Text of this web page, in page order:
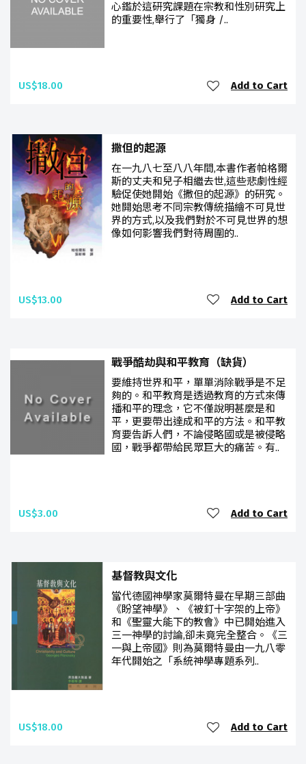
心鑑於這研究課題在宗教和性別研究上
的重要性,舉行了「獨身 /..
US$18.00 Add to Cart
撒但的起源
在一九八七至八八年間,本書作者帕格爾
斯的丈夫和兒子相繼去世,這些悲劇性經
驗促使她開始《撒但的起源》的研究。
她開始思考不同宗教傳統描繪不可見世
界的方式,以及我們對於不可見世界的想
像如何影響我們對待周圍的..
US$13.00 Add to Cart
戰爭酷劫與和平教育（缺貨）
要維持世界和平，單單消除戰爭是不足
夠的。和平教育是透過教育的方式來傳
播和平的理念，它不僅說明甚麼是和
平，更要帶出達成和平的方法。和平教
育要告訴人們，不論侵略國或是被侵略
國，戰爭都帶給民眾巨大的痛苦。有..
US$3.00 Add to Cart
基督教與文化
當代德國神學家莫爾特曼在早期三部曲
《盼望神學》、《被釘十字架的上帝》
和《聖靈大能下的教會》中已開始進入
三一神學的討論,卻未竟完全整合。《三
一與上帝國》則為莫爾特曼由一九八零
年代開始之「系統神學專題系列..
US$18.00 Add to Cart